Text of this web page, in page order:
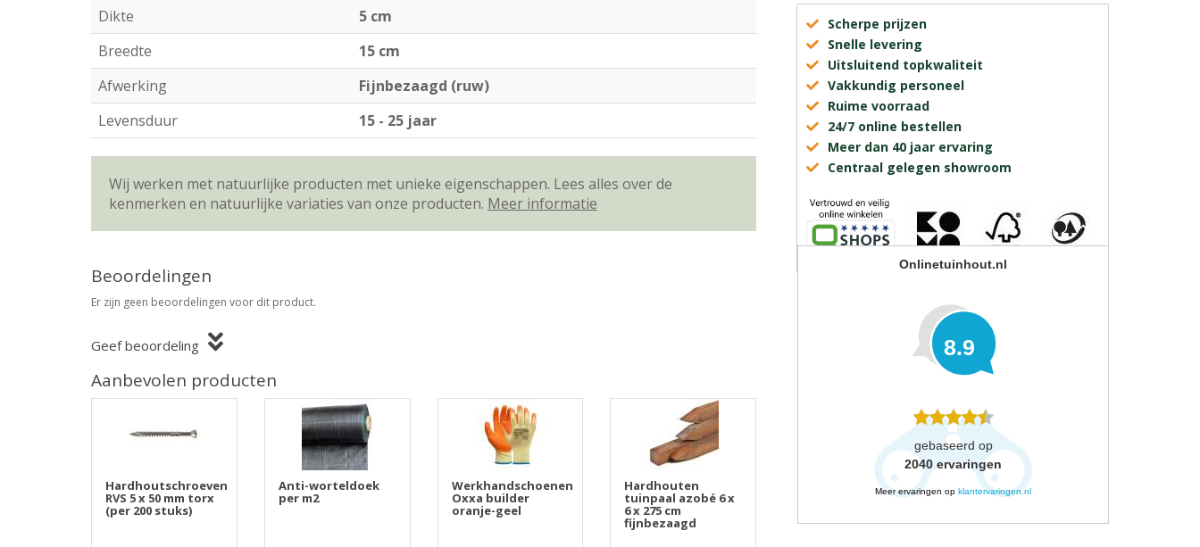
Dikte
5 cm
Breedte
15 cm
Afwerking
Fijnbezaagd (ruw)
Levensduur
15 - 25 jaar
Wij werken met natuurlijke producten met unieke eigenschappen. Lees alles over de
kenmerken en natuurlijke variaties van onze producten. Meer informatie
Beoordelingen
Er zijn geen beoordelingen voor dit product.
Geef beoordeling
Aanbevolen producten
Hardhoutschroeven
RVS 5 x 50 mm torx
(per 200 stuks)
Anti-worteldoek
per m2
Werkhandschoenen
Oxxa builder
oranje-geel
Hardhouten
tuinpaal azobé 6 x
6 x 275 cm
fijnbezaagd
Scherpe prijzen
Snelle levering
Uitsluitend topkwaliteit
Vakkundig personeel
Ruime voorraad
24/7 online bestellen
Meer dan 40 jaar ervaring
Centraal gelegen showroom
Onlinetuinhout.nl
8.9
gebaseerd op
2040 ervaringen
Meer ervaringen op klantervaringen.nl